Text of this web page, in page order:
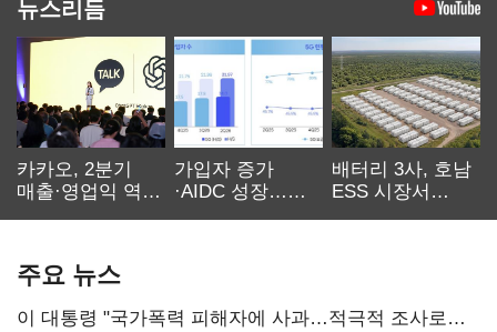
뉴스리듬
카카오, 2분기
매출·영업익 역대
가입자 증가
·AIDC 성장…
배터리 3사, 호남
ESS 시장서
주요 뉴스
이 대통령 "국가폭력 피해자에 사과…적극적 조사로